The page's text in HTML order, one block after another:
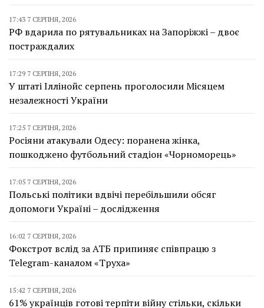
17:43 7 СЕРПНЯ, 2026
РФ вдарила по рятувальниках на Запоріжжі – двоє
постраждалих
17:29 7 СЕРПНЯ, 2026
У штаті Іллінойс серпень проголосили Місяцем
незалежності України
17:25 7 СЕРПНЯ, 2026
Росіяни атакували Одесу: поранена жінка,
пошкоджено футбольний стадіон «Чорноморець»
17:05 7 СЕРПНЯ, 2026
Польські політики вдвічі перебільшили обсяг
допомоги Україні – дослідження
16:02 7 СЕРПНЯ, 2026
Фокстрот вслід за АТБ припиняє співпрацю з
Telegram-каналом «Труха»
15:42 7 СЕРПНЯ, 2026
61% українців готові терпіти війну стільки, скільки